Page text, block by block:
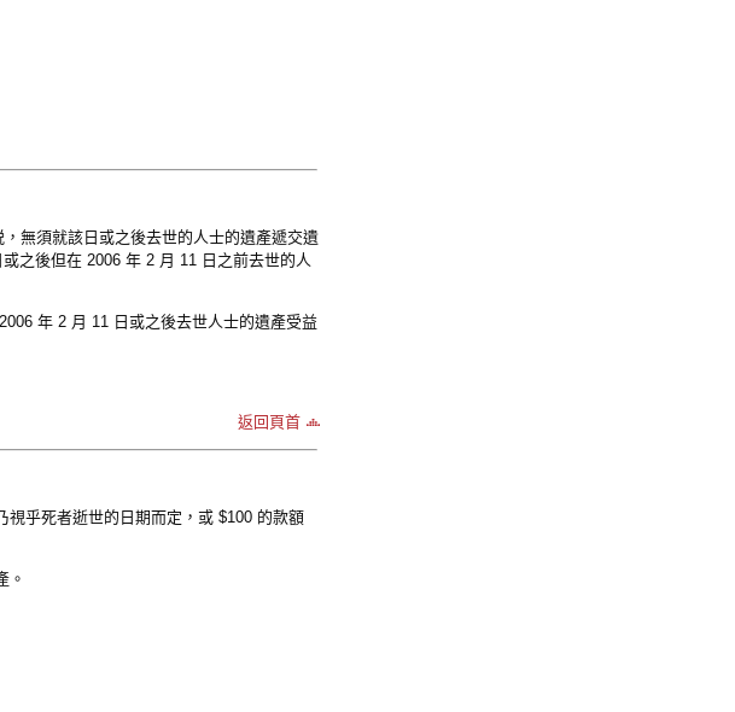
無須就該日或之後去世的人士的遺產遞交遺
之後但在 2006 年 2 月 11 日之前去世的人
年 2 月 11 日或之後去世人士的遺產受益
返回頁首
乎死者逝世的日期而定，或 $100 的款額
。